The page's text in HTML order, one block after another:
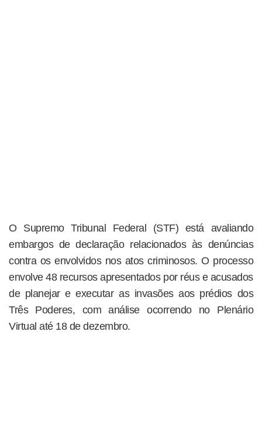
O Supremo Tribunal Federal (STF) está avaliando
embargos de declaração relacionados às denúncias
contra os envolvidos nos atos criminosos. O processo
envolve 48 recursos apresentados por réus e acusados
de planejar e executar as invasões aos prédios dos
Três Poderes, com análise ocorrendo no Plenário
Virtual até 18 de dezembro.